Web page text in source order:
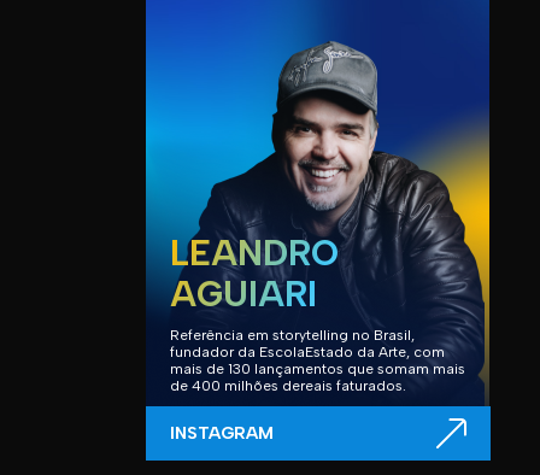
LEANDRO
AGUIARI
Referência em storytelling no Brasil,
fundador da EscolaEstado da Arte, com
mais de 130 lançamentos que somam mais
de 400 milhões dereais faturados.
INSTAGRAM